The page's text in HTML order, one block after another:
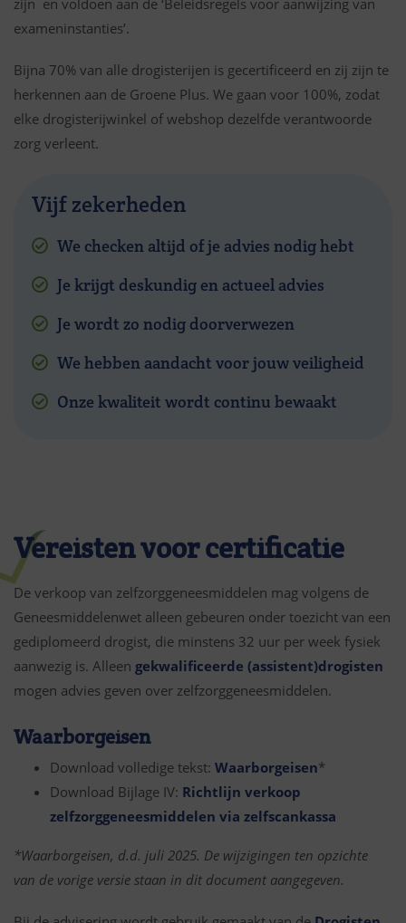
zijn en voldoen aan de ‘Beleidsregels voor aanwijzing van
exameninstanties’.
Bijna 70% van alle drogisterijen is gecertificeerd en zij zijn te
herkennen aan de Groene Plus. We gaan voor 100%, zodat
elke drogisterijwinkel of webshop dezelfde verantwoorde
zorg verleent.
Vijf zekerheden
We checken altijd of je advies nodig hebt
Je krijgt deskundig en actueel advies
Je wordt zo nodig doorverwezen
We hebben aandacht voor jouw veiligheid
Onze kwaliteit wordt continu bewaakt
Vereisten voor certificatie
De verkoop van zelfzorggeneesmiddelen mag volgens de
Geneesmiddelenwet alleen gebeuren onder toezicht van een
gediplomeerd drogist, die minstens 32 uur per week fysiek
aanwezig is. Alleen gekwalificeerde (assistent)drogisten
mogen advies geven over zelfzorggeneesmiddelen.
Waarborgeisen
Download volledige tekst: Waarborgeisen*
Download Bijlage IV: Richtlijn verkoop
zelfzorggeneesmiddelen via zelfscankassa
*Waarborgeisen, d.d. juli 2025. De wijzigingen ten opzichte
van de vorige versie staan in dit document aangegeven.